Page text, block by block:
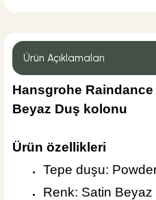
Ürün Açıklamaları
Hansgrohe
Beyaz Duş kolonu
Ürün özellikleri
Tepe duşu:
Renk: Satin Beyaz